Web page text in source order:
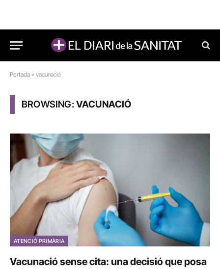
Portada » vacunació
BROWSING:VACUNACIÓ
ATENCIÓ PRIMÀRIA
Vacunació sense cita: una decisió que posa